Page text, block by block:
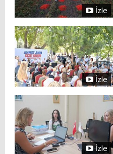
İzle
İzle
İzle